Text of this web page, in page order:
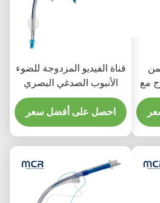
مع
قناة الفيديو المزدوجة للضوء
الأنبوب الصدغي البصري
الفموي PVC عادي
احصل على أفضل سعر